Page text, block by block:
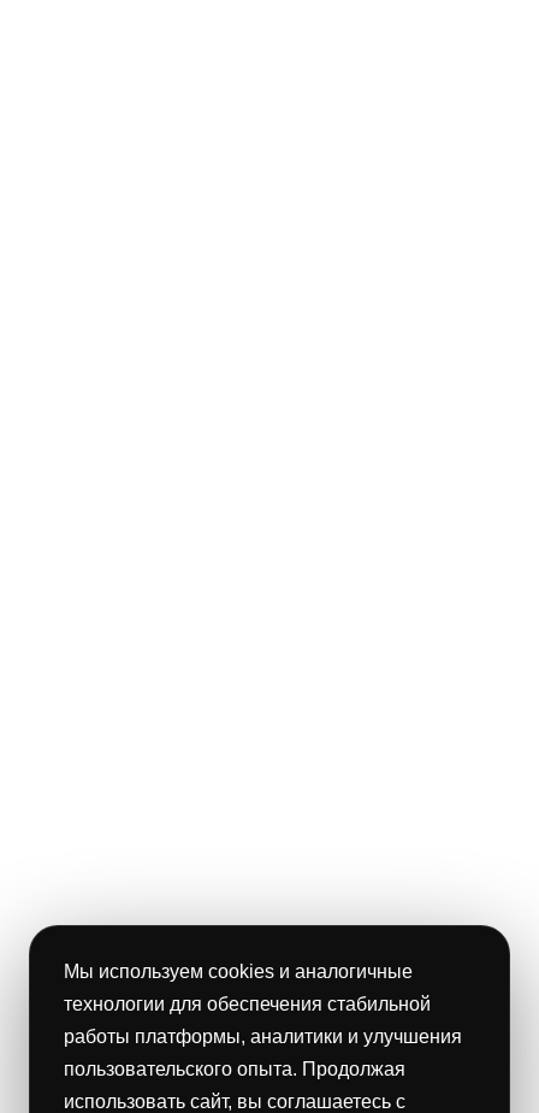
Мы используем cookies и аналогичные
технологии для обеспечения стабильной
работы платформы, аналитики и улучшения
пользовательского опыта. Продолжая
использовать сайт, вы соглашаетесь с